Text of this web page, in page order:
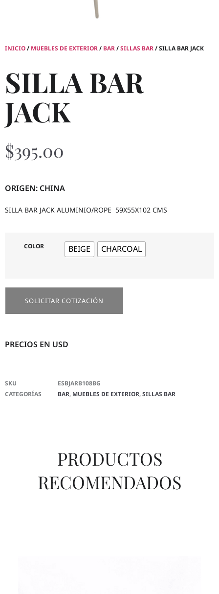
INICIO/ MUEBLES DE EXTERIOR/ BAR/SILLAS BAR/ SILLA BAR JACK
SILLA BAR
JACK
$395.00
ORIGEN: CHINA
SILLA BAR JACK ALUMINIO/ROPE 59X55X102 CMS
COLOR BEIGE CHARCOAL
SOLICITAR COTIZACIÓN
PRECIOS EN USD
SKU
ESBJARB108BG
CATEGORÍAS
BAR, MUEBLES DE EXTERIOR,SILLAS BAR
PRODUCTOS
RECOMENDADOS